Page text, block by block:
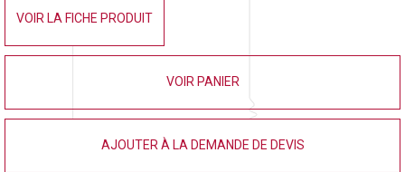
VOIR LA FICHE PRODUIT
VOIR PANIER
AJOUTER À LA DEMANDE DE DEVIS